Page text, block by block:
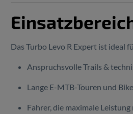
Das Turbo Levo R Expert ist ideal
Anspruchsvolle Trails &
Lange E-MTB-Touren und
Fahrer, die maximale